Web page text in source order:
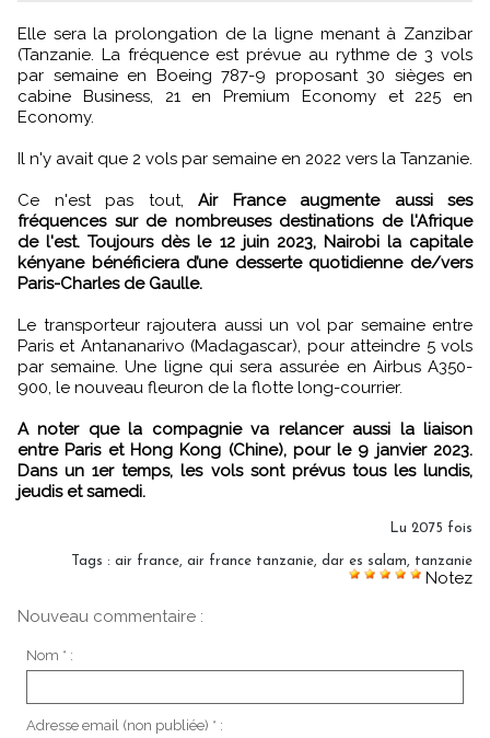
Elle sera la prolongation de la ligne menant à Zanzibar
(Tanzanie. La fréquence est prévue au rythme de 3 vols
par semaine en Boeing 787-9 proposant 30 sièges en
cabine Business, 21 en Premium Economy et 225 en
Economy.
Il n'y avait que 2 vols par semaine en 2022 vers la Tanzanie.
Ce n'est pas tout, Air France augmente aussi ses
fréquences sur de nombreuses destinations de l'Afrique
de l'est. Toujours dès le 12 juin 2023, Nairobi la capitale
kényane bénéficiera d’une desserte quotidienne de/vers
Paris-Charles de Gaulle.
Le transporteur rajoutera aussi un vol par semaine entre
Paris et Antananarivo (Madagascar), pour atteindre 5 vols
par semaine. Une ligne qui sera assurée en Airbus A350-
900, le nouveau fleuron de la flotte long-courrier.
A noter que la compagnie va relancer aussi la liaison
entre Paris et Hong Kong (Chine), pour le 9 janvier 2023.
Dans un 1er temps, les vols sont prévus tous les lundis,
jeudis et samedi.
Lu 2075 fois
Tags : air france, air france tanzanie, dar es salam, tanzanie
Notez
Nouveau commentaire :
Nom * :
Adresse email (non publiée) * :